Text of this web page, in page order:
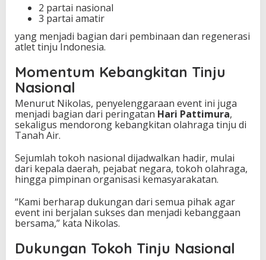
2 partai nasional
3 partai amatir
yang menjadi bagian dari pembinaan dan regenerasi
atlet tinju Indonesia.
Momentum Kebangkitan Tinju
Nasional
Menurut Nikolas, penyelenggaraan event ini juga
menjadi bagian dari peringatan Hari Pattimura,
sekaligus mendorong kebangkitan olahraga tinju di
Tanah Air.
Sejumlah tokoh nasional dijadwalkan hadir, mulai
dari kepala daerah, pejabat negara, tokoh olahraga,
hingga pimpinan organisasi kemasyarakatan.
“Kami berharap dukungan dari semua pihak agar
event ini berjalan sukses dan menjadi kebanggaan
bersama,” kata Nikolas.
Dukungan Tokoh Tinju Nasional